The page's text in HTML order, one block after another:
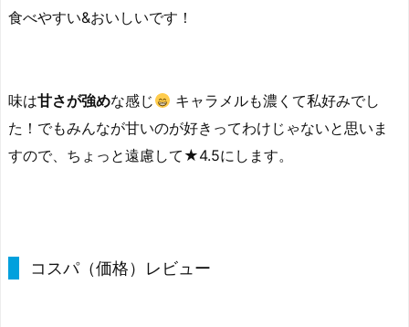
食べやすい&おいしいです！
味は甘さが強めな感じ
キャラメルも濃くて私好みでし
た！でもみんなが甘いのが好きってわけじゃないと思いま
すので、ちょっと遠慮して★4.5にします。
コスパ（価格）レビュー